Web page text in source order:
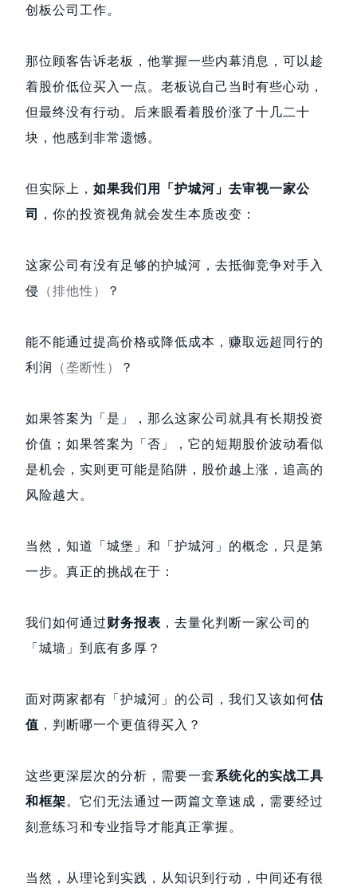
创板公司工作。
那位顾客告诉老板，他掌握一些内幕消息，可以趁
着股价低位买入一点。老板说自己当时有些心动，
但最终没有行动。后来眼看着股价涨了十几二十
块，他感到非常遗憾。
但实际上， 如果我们用「护城河」去审视一家公
司
，你的投资视角就会发生本质改变：
这家公司有没有足够的护城河，去抵御竞争对手入
侵
（排他性） ？
能不能通过提高价格或降低成本，赚取远超同行的
利润
（垄断性） ？
如果答案为「是」，那么这家公司就具有长期投资
价值；如果答案为「否」，它的短期股价波动看似
是机会，实则更可能是陷阱，股价越上涨，追高的
风险越大。
当然，知道「城堡」和「护城河」的概念，只是第
一步。真正的挑战在于：
我们如何通过财务报表 ，去量化判断一家公司的
「城墙」到底有多厚？
面对两家都有「护城河」的公司，我们又该如何估
值 ，判断哪一个更值得买入？
这些更深层次的分析，需要一套系统化的实战工具
和框架。它们无法通过一两篇文章速成，需要经过
刻意练习和专业指导才能真正掌握。
当然，从理论到实践，从知识到行动，中间还有很